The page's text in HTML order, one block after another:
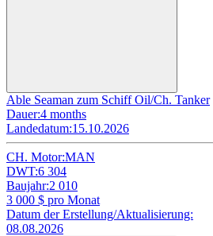
Able Seaman zum Schiff Oil/Ch. Tanker
Dauer:4 months
Landedatum:15.10.2026
CH. Motor:MAN
DWT:6 304
Baujahr:2 010
3 000 $ pro Monat
Datum der Erstellung/Aktualisierung:
08.08.2026